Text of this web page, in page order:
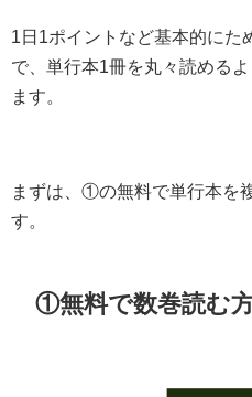
1日1ポイントなど基本的にた
で、単行本1冊を丸々読める
ます。
まずは、①の無料で単行本を
す。
①無料で数巻読む